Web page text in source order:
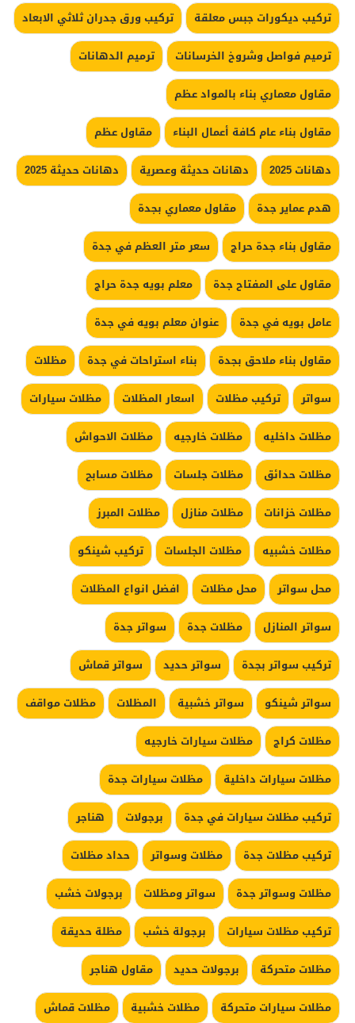
تركيب ديكورات جبس معلقة
تركيب ورق جدران ثلاثي الابعاد
ترميم فواصل وشروخ الخرسانات
ترميم الدهانات
مقاول معماري بناء بالمواد عظم
مقاول بناء عام كافة أعمال البناء
مقاول عظم
دهانات 2025
دهانات حديثة وعصرية
دهانات حديثة 2025
هدم عماير جدة
مقاول معماري بجدة
مقاول بناء جدة حراج
سعر متر العظم في جدة
مقاول على المفتاح جدة
معلم بويه جدة حراج
عامل بويه في جدة
عنوان معلم بويه في جدة
مقاول بناء ملاحق بجدة
بناء استراحات في جدة
مظلات
سواتر
تركيب مظلات اسعار المظلات
مظلات سيارات
مظلات داخليه
مظلات خارجيه
مظلات الاحواش
مظلات حدائق
مظلات جلسات
مظلات مسابح
مظلات خزانات
مظلات منازل
مظلات المبرز
مظلات خشبيه
مظلات الجلسات
تركيب شينكو
محل سواتر
محل مظلات
افضل انواع المظلات
سواتر المنازل
مظلات جدة
سواتر جدة
تركيب سواتر بجدة
سواتر حديد
سواتر قماش
سواتر شينكو
سواتر خشبية المظلات
مظلات مواقف
مظلات كراج
مظلات سيارات خارجيه
مظلات سيارات داخلية
مظلات سيارات جدة
تركيب مظلات سيارات في جدة
برجولات
هناجر
تركيب مظلات جدة
مظلات وسواتر
حداد مظلات
مظلات وسواتر جدة
سواتر ومظلات
برجولات خشب
تركيب مظلات سيارات
برجولة خشب
مظلة حديقة
مظلات متحركة
برجولات حديد
مقاول هناجر
مظلات سيارات متحركة
مظلات خشبية مظلات قماش